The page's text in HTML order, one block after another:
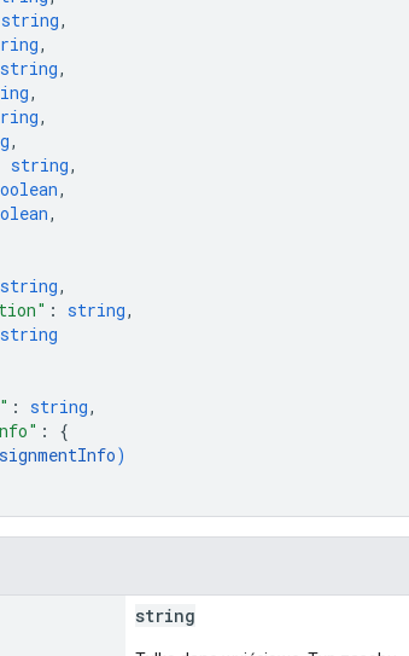
string,
,
string,
,
,
,
string,
,
,
string,
: string,
string
: string,
: {
)
string